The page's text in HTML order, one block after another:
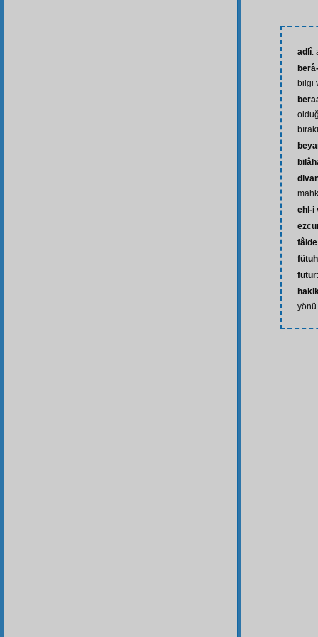
adlî:
bilgi
ehl-i
fâide
fütur
yönü